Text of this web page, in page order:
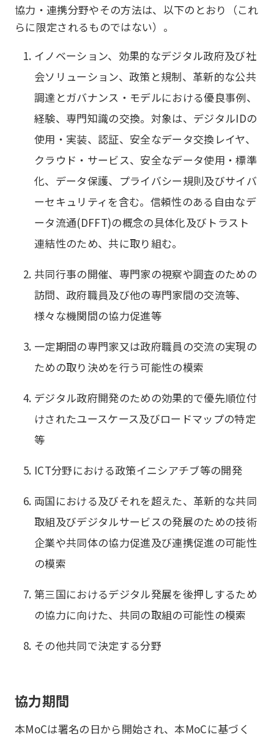
協力・連携分野やその方法は、以下のとおり（これ
らに限定されるものではない）。
イノベーション、効果的なデジタル政府及び社
会ソリューション、政策と規制、革新的な公共
調達とガバナンス・モデルにおける優良事例、
経験、専門知識の交換。対象は、デジタルIDの
使用・実装、認証、安全なデータ交換レイヤ、
クラウド・サービス、安全なデータ使用・標準
化、データ保護、プライバシー規則及びサイバ
ーセキュリティを含む。信頼性のある自由なデ
ータ流通(DFFT)の概念の具体化及びトラスト
連結性のため、共に取り組む。
共同行事の開催、専門家の視察や調査のための
訪問、政府職員及び他の専門家間の交流等、
様々な機関間の協力促進等
一定期間の専門家又は政府職員の交流の実現の
ための取り決めを行う可能性の模索
デジタル政府開発のための効果的で優先順位付
けされたユースケース及びロードマップの特定
等
ICT分野における政策イニシアチブ等の開発
両国における及びそれを超えた、革新的な共同
取組及びデジタルサービスの発展のための技術
企業や共同体の協力促進及び連携促進の可能性
の模索
第三国におけるデジタル発展を後押しするため
の協力に向けた、共同の取組の可能性の模索
その他共同で決定する分野
協力期間
本MoCは署名の日から開始され、本MoCに基づく